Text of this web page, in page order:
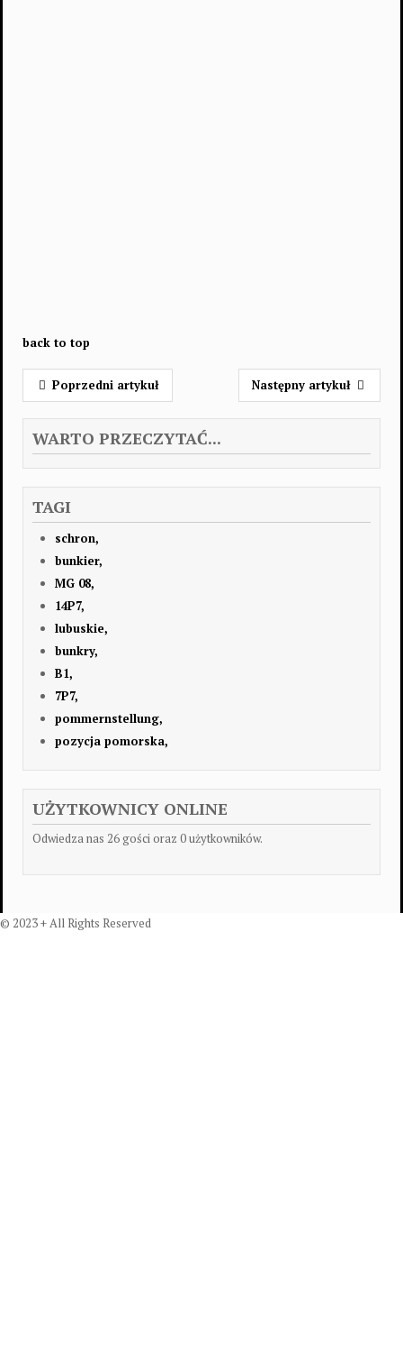
back to top
Poprzedni artykuł Następny artykuł
WARTO PRZECZYTAĆ...
TAGI
schron,
bunkier,
MG 08,
14P7,
lubuskie,
bunkry,
B1,
7P7,
pommernstellung,
pozycja pomorska,
UŻYTKOWNICY ONLINE
Odwiedza nas 26 gości oraz 0 użytkowników.
© 2023 + All Rights Reserved